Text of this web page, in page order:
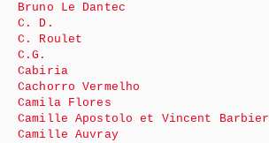
Bruno Le Dantec
C. D.
C. Roulet
C.G.
Cabiria
Cachorro Vermelho
Camila Flores
Camille Apostolo et Vincent Barbier
Camille Auvray